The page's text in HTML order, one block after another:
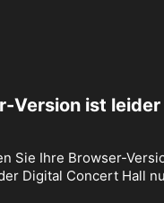
Version ist leider
Sie Ihre Browser-
Digital Concert Hall